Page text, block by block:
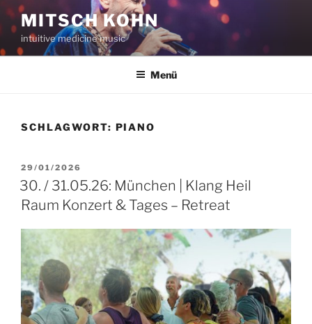
Zum
Inhalt
springen
MITSCH KOHN
intuitive medicine music
Menü
SCHLAGWORT: PIANO
VERÖFFENTLICHT
AM
29/01/2026
30. / 31.05.26: München | Klang Heil
Raum Konzert & Tages – Retreat